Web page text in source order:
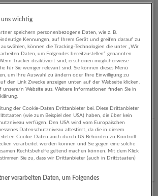
NovaTaste Austria GmbH
Gestern veröffentlicht
(f/m/d)
NovaTaste Austria GmbH
Gestern veröffentlicht
Fachassistenz
Österreichische Gesundheitskasse
uns wichtig
speichern personenbezogene Daten, wie z. B.
Kennungen, auf Ihrem Gerät und greifen darauf zu
können die Tracking-Technologien die unter „Wir
Daten, um Folgendes bereitzustellen“ genannten
Tracker deaktiviert sind, erscheinen möglicherweise
für Sie weniger relevant sind. Sie können dieses Menü
um Ihre Auswahl zu ändern oder Ihre Einwilligung zu
den Link Zwecke anzeigen unten auf der Webseite klicken.
unsere/n Website aus. Weitere Informationen finden Sie in
der Cookie-Daten Drittanbieter bei. Diese Drittanbieter
(wie zum Beispiel den USA) haben, die über kein
verfügen. Den USA wird vom Europäischen
Datenschutzniveau attestiert, da die in diesem
Cookie-Daten auch durch US-Behörden zu Kontroll-
verarbeitet werden können und Sie gegen eine solche
Rechtsbehelfe geltend machen können. Mit dem Klick
stimmen Sie zu, dass wir Drittanbieter (auch in Drittstaaten)
verarbeiten Daten, um Folgendes